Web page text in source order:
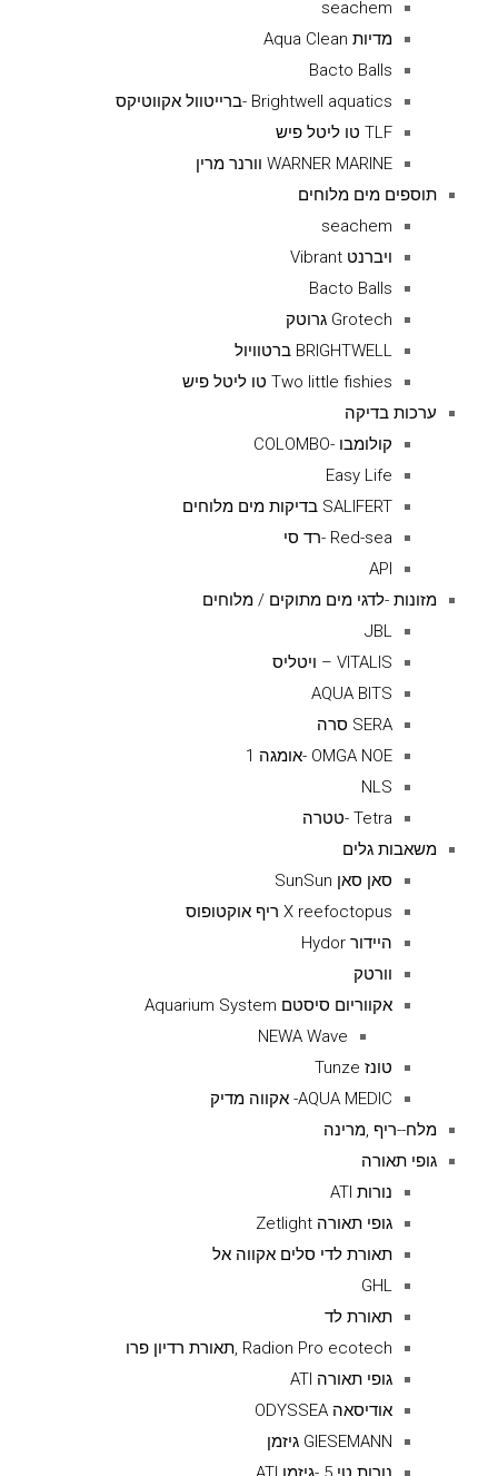
seachem
מדיות Aqua Clean
Bacto Balls
Brightwell aquatics -ברייטוול אקווטיקס
TLF טו ליטל פיש
WARNER MARINE וורנר מרין
תוספים מים מלוחים
seachem
ויברנט Vibrant
Bacto Balls
Grotech גרוטק
BRIGHTWELL ברטוויול
Two little fishies טו ליטל פיש
ערכות בדיקה
קולומבו -COLOMBO
Easy Life
SALIFERT בדיקות מים מלוחים
Red-sea -רד סי
API
מזונות -לדגי מים מתוקים / מלוחים
JBL
VITALIS – ויטליס
AQUA BITS
SERA סרה
OMGA NOE -אומגה 1
NLS
Tetra -טטרה
משאבות גלים
סאן סאן SunSun
X reefoctopus ריף אוקטופוס
היידור Hydor
וורטק
אקווריום סיסטם Aquarium System
NEWA Wave
טונז Tunze
AQUA MEDIC- אקווה מדיק
מלח--ריף ,מרינה
גופי תאורה
נורות ATI
גופי תאורה Zetlight
תאורת לדי סלים אקווה אל
GHL
תאורת לד
Radion Pro ecotech ,תאורת רדיון פרו
גופי תאורה ATI
אודיסאה ODYSSEA
GIESEMANN גיזמן